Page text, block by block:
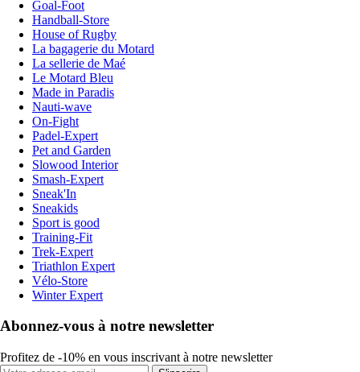
Goal-Foot
Handball-Store
House of Rugby
La bagagerie du Motard
La sellerie de Maé
Le Motard Bleu
Made in Paradis
Nauti-wave
On-Fight
Padel-Expert
Pet and Garden
Slowood Interior
Smash-Expert
Sneak'In
Sneakids
Sport is good
Training-Fit
Trek-Expert
Triathlon Expert
Vélo-Store
Winter Expert
Abonnez-vous à notre newsletter
Profitez de -10% en vous inscrivant à notre newsletter